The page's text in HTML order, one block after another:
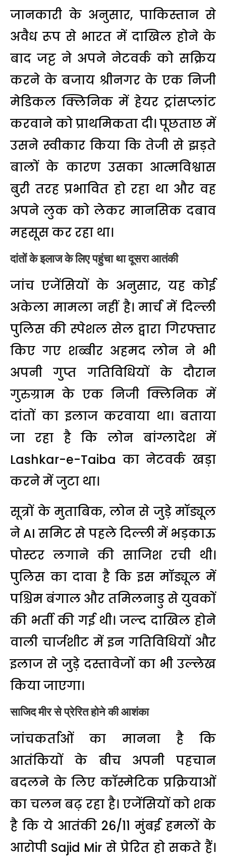
जानकारी के अनुसार, पाकिस्तान से
अवैध रूप से भारत में दाखिल होने के
बाद जट्ट ने अपने नेटवर्क को सक्रिय
करने के बजाय श्रीनगर के एक निजी
मेडिकल क्लिनिक में हेयर ट्रांसप्लांट
करवाने को प्राथमिकता दी। पूछताछ में
उसने स्वीकार किया कि तेजी से झड़ते
बालों के कारण उसका आत्मविश्वास
बुरी तरह प्रभावित हो रहा था और वह
अपने लुक को लेकर मानसिक दबाव
महसूस कर रहा था।
दांतों के इलाज के लिए पहुंचा था दूसरा आतंकी
जांच एजेंसियों के अनुसार, यह कोई
अकेला मामला नहीं है। मार्च में दिल्ली
पुलिस की स्पेशल सेल द्वारा गिरफ्तार
किए गए शब्बीर अहमद लोन ने भी
अपनी गुप्त गतिविधियों के दौरान
गुरुग्राम के एक निजी क्लिनिक में
दांतों का इलाज करवाया था। बताया
जा रहा है कि लोन बांग्लादेश में
Lashkar-e-Taiba का नेटवर्क खड़ा
करने में जुटा था।
सूत्रों के मुताबिक, लोन से जुड़े मॉड्यूल
ने AI समिट से पहले दिल्ली में भड़काऊ
पोस्टर लगाने की साजिश रची थी।
पुलिस का दावा है कि इस मॉड्यूल में
पश्चिम बंगाल और तमिलनाडु से युवकों
की भर्ती की गई थी। जल्द दाखिल होने
वाली चार्जशीट में इन गतिविधियों और
इलाज से जुड़े दस्तावेजों का भी उल्लेख
किया जाएगा।
साजिद मीर से प्रेरित होने की आशंका
जांचकर्ताओं का मानना है कि
आतंकियों के बीच अपनी पहचान
बदलने के लिए कॉस्मेटिक प्रक्रियाओं
का चलन बढ़ रहा है। एजेंसियों को शक
है कि ये आतंकी 26/11 मुंबई हमलों के
आरोपी Sajid Mir से प्रेरित हो सकते हैं।